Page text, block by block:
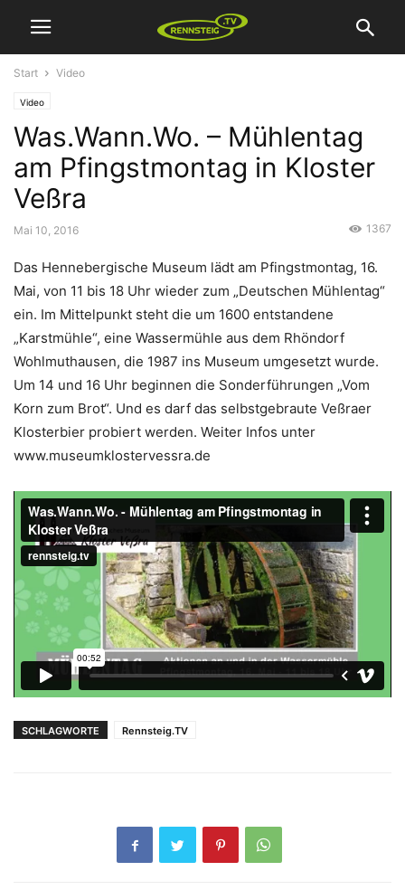
Start Video
Video
Was.Wann.Wo. – Mühlentag
am Pfingstmontag in Kloster
Veßra
Mai 10, 2016 1367
Das Hennebergische Museum lädt am Pfingstmontag, 16.
Mai, von 11 bis 18 Uhr wieder zum „Deutschen Mühlentag“
ein. Im Mittelpunkt steht die um 1600 entstandene
„Karstmühle“, eine Wassermühle aus dem Rhöndorf
Wohlmuthausen, die 1987 ins Museum umgesetzt wurde.
Um 14 und 16 Uhr beginnen die Sonderführungen „Vom
Korn zum Brot“. Und es darf das selbstgebraute Veßraer
Klosterbier probiert werden. Weiter Infos unter
www.museumklostervessra.de
SCHLAGWORTE Rennsteig.TV